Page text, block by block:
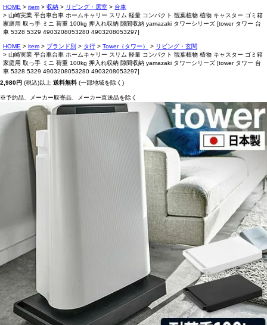
HOME item 収納 リビング・居室
台車
山崎実業 平台車台車 ホームキャリー スリム 軽量 コンパクト 観葉植物 植物 キャスター ゴミ箱
家庭用 取っ手 ミニ 荷重 100kg 押入れ収納 隙間収納 yamazaki タワーシリーズ [tower タワー 台
車 5328 5329 4903208053280 4903208053297]
HOME item ブランド別 タ行 Tower（タワー）
リビング・玄関
山崎実業 平台車台車 ホームキャリー スリム 軽量 コンパクト 観葉植物 植物 キャスター ゴミ箱
家庭用 取っ手 ミニ 荷重 100kg 押入れ収納 隙間収納 yamazaki タワーシリーズ [tower タワー 台
車 5328 5329 4903208053280 4903208053297]
2,980円 (税込)以上 送料無料 (一部地域を除く)
※予約品、メーカー取寄品、メーカー直送品を除く